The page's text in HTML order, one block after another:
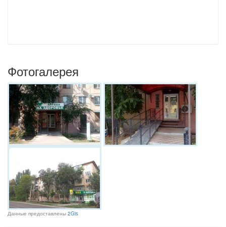
Фотогалерея
Данные предоставлены 2Gis